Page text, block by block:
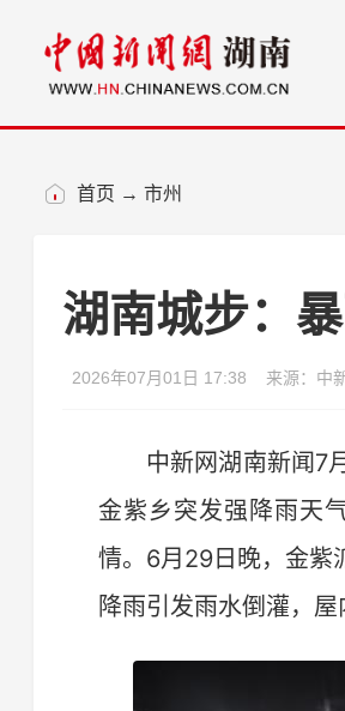
首页 → 市州
湖南城步：
2026年07月01日 17:38 来源：中
中新网湖南新闻7月
金紫乡突发强降雨天
情。6月29日晚，金紫
降雨引发雨水倒灌，